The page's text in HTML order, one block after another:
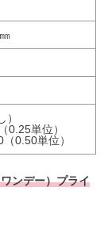
0.25単位）
0.50単位）
ンデー）プライ